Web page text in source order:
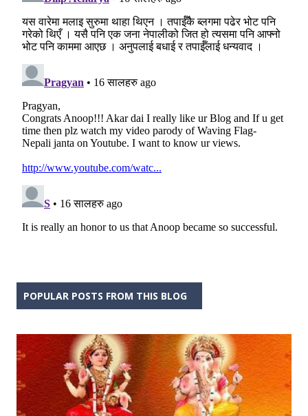
POPULAR POSTS FROM THIS BLOG